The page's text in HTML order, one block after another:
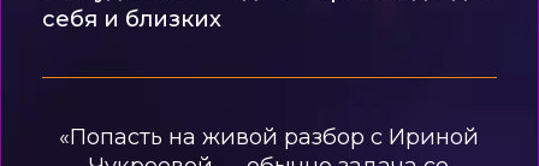
Карты будут запоминаться
Расклады на основные темы
отношения, работа, деньги,
будущее и др.